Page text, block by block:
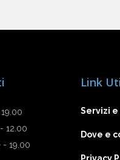
12.00
- 19.00
Link
Servizi
Dove e